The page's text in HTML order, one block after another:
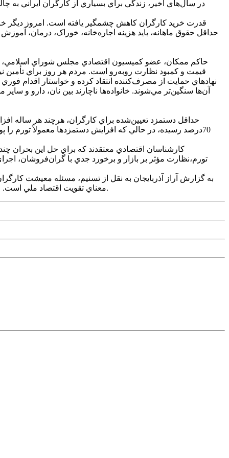
در سال‌هاي اخير، زندگي براي بسياري از کارگران ايراني
قدرت خريد کارگران کاهش چشمگير يافته است. امروز ديگر
حداقل حقوق ماهانه، بايد هزينه اجاره‌خانه، خوراک، درمان،
حاکم ممکان، عضو کميسيون اقتصادي مجلس شوراي اسلامي،
قيمت و کمبود نظارت روبه‌رو است. مردم هر روز براي تأمين
نهادهاي حمايت از مصرف‌کننده انتقاد کرده و خواستار اقدام
آن‌ها سنگين‌تر مي‌شوند. خانواده‌ها ناچارند بين نان، دارو و
حداقل دستمزد تعيين‌شده براي کارگران، هرچند هر ساله
70درصد رسيده، در حالي‌ که افزايش دستمزدها معمولاً تورم
کارشناسان اقتصادي معتقدند که براي حل اين بحران
تورم،نظارت مؤثر بر بازار و برخورد جدي با گران‌فروشان،
به گزارش آراز آذربايجان به نقل از تسنيم، مسئله معيشت
معناي تقويت اقتصاد ملي است. زمان آن رسيده که تصميم‌گيران، از وعده‌هاي کوتاه‌مدت عبور کرده و سياست‌هاي پايدار براي حمايت از معيشت طبقات کم‌درآمد اتخاذ کنند.